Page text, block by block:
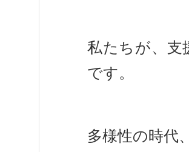
私たちが、支
です。
多様性の時代